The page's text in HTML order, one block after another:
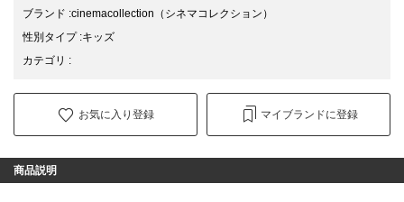
ブランド :cinemacollection （シネマコレクション）
性別タイプ:キッズ
カテゴリ :
お気に入り登録 マイブランドに登録
商品説明